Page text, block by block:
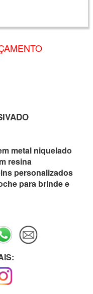
metal niquelado
resina
personalizados
para brinde e